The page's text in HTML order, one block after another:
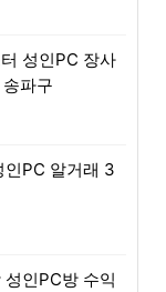
성인PC 장사
파구
PC 알거래 3
인PC방 수익